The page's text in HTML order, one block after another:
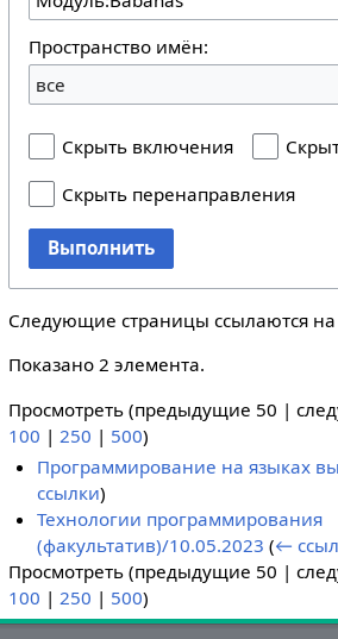
Пространство имён:
все
Скрыть включения
Скрыть перенаправления
Выполнить
Следующие страницы ссылаются на
Показано 2 элемента.
Просмотреть (предыдущие 50 |
100 | 250 | 500)
Программирование на языках
ссылки)
Технологии программирования
(факультатив)/10.05.2023 (←
Просмотреть (предыдущие 50 |
100 | 250 | 500)